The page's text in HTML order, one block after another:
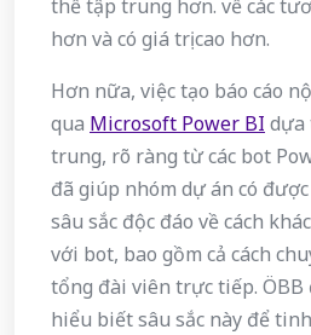
thể tập trung hơn. về các
hơn và có giá trị cao hơn.
Hơn nữa, việc tạo báo cáo
qua Microsoft Power BI dựa
trung, rõ ràng từ các bot
đã giúp nhóm dự án có
sâu sắc độc đáo về cách
với bot, bao gồm cả cách
tổng đài viên trực tiếp.
hiểu biết sâu sắc này để